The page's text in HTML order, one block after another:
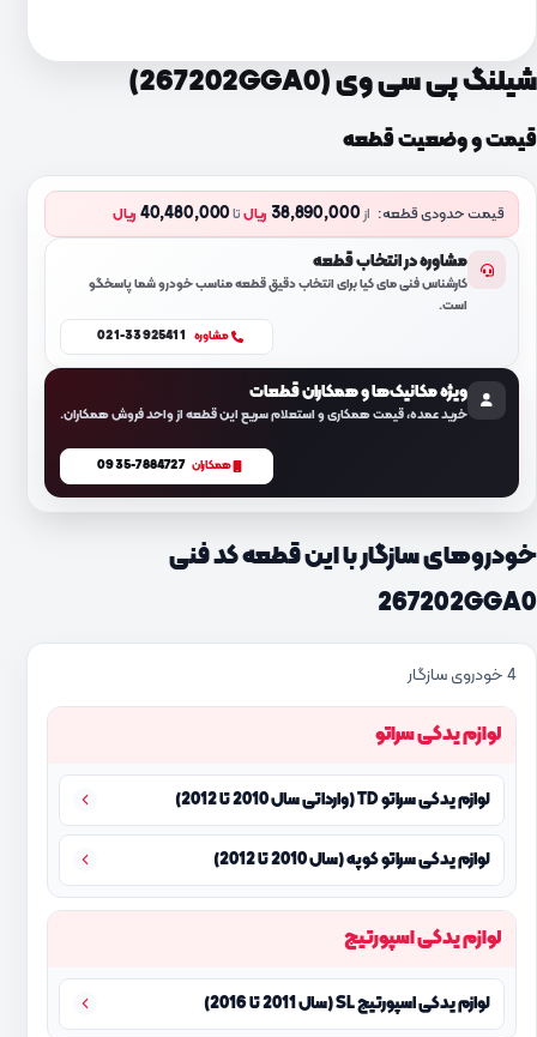
شیلنگ پی سی وی (267202GGA0)
قیمت و وضعیت قطعه
قیمت حدودی قطعه: از38,890,000 ریالتا40,480,000 ریال
مشاوره در انتخاب قطعه
کارشناس فنی مای کیا برای انتخاب دقیق قطعه مناسب خودرو شما پاسخگو
است.
مشاوره 021-33925411
ویژه مکانیک‌ها و همکاران قطعات
خرید عمده، قیمت همکاری و استعلام سریع این قطعه از واحد فروش همکاران.
همکاران 0935-7884727
خودروهای سازگار با این قطعه کد فنی
267202GGA0
4 خودروی سازگار
لوازم یدکی سراتو
لوازم یدکی سراتو TD (وارداتی سال 2010 تا 2012)
لوازم یدکی سراتو کوپه (سال 2010 تا 2012)
لوازم یدکی اسپورتیج
لوازم یدکی اسپورتیج SL (سال 2011 تا 2016)